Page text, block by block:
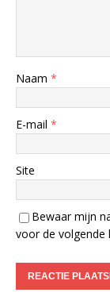
Naam *
E-mail *
Site
Bewaar mijn
voor de volgende